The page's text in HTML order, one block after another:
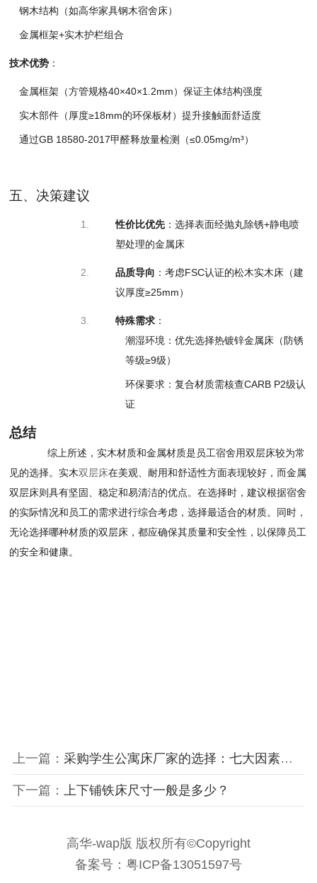
钢木结构（如高华家具钢木宿舍床）
金属框架+实木护栏组合
技术优势 ：
金属框架（方管规格40×40×1 2mm）保证主体结构强度
实木部件（厚度≥18mm的环保板材）提升接触面舒适度
通过GB 18580-2017甲醛释放量检测（≤0.05mg/m³）
五、决策建议
1. 性价比优先：选择表面经抛丸除锈+静电喷
塑处理的金属床
2. 品质导向 ：考虑FSC认证的松木实木床（建
议厚度≥25mm）
3. 特殊需求 ：
潮湿环境：优先选择热镀锌金属床（防锈
等级≥9级）
环保要求：复合材质需核查CARB P2级认
证
总结
综上所述，实木材质和金属材质是员工宿舍用双层床较为常
见的选择。实木双层床在美观、耐用和舒适性方面表现较好，而金属
双层床则具有坚固、稳定和易清洁的优点。在选择时，建议根据宿舍
的实际情况和员工的需求进行综合考虑，选择最适合的材质。同时，
无论选择哪种材质的双层床，都应确保其质量和安全性，以保障员工
的安全和健康。
上一篇： 采购学生公寓床厂家的选择：七大因素决定采购成败
下一篇： 上下铺铁床尺寸一般是多少？
高华-wap版 版权所有©Copyright
备案号：粤ICP备13051597号